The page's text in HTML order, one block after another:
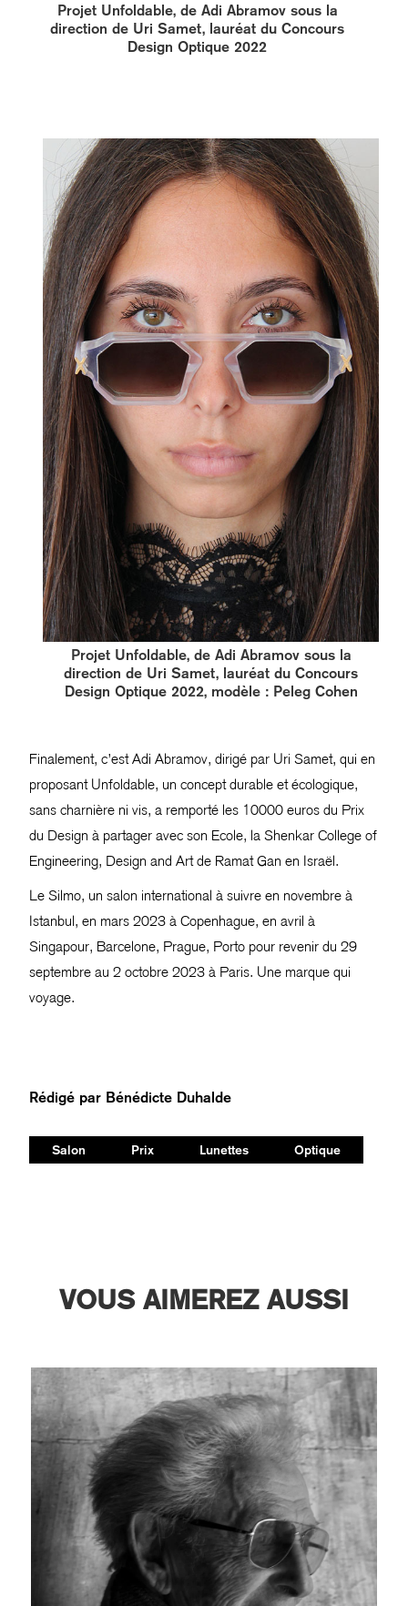
Projet Unfoldable, de Adi Abramov sous la
direction de Uri Samet, lauréat du Concours
Design Optique 2022
Projet Unfoldable, de Adi Abramov sous la
direction de Uri Samet, lauréat du Concours
Design Optique 2022, modèle : Peleg Cohen
Finalement, c’est Adi Abramov, dirigé par Uri Samet, qui en
proposant Unfoldable, un concept durable et écologique,
sans charnière ni vis, a remporté les 10000 euros du Prix
du Design à partager avec son Ecole, la Shenkar College of
Engineering, Design and Art de Ramat Gan en Israël.
Le Silmo, un salon international à suivre en novembre à
Istanbul, en mars 2023 à Copenhague, en avril à
Singapour, Barcelone, Prague, Porto pour revenir du 29
septembre au 2 octobre 2023 à Paris. Une marque qui
voyage.
Rédigé par Bénédicte Duhalde
Salon Prix Lunettes Optique
VOUS AIMEREZ AUSSI